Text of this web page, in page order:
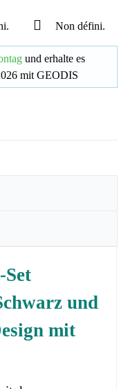
Non défini.
und erhalte es
mit GEODIS
und
mit